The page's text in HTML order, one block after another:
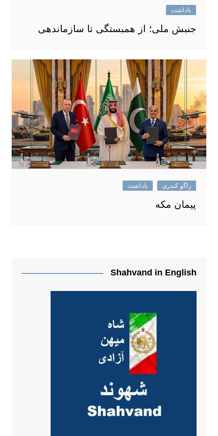
یاداشت
جنبش ملی؛ از همبستگی تا سازماندهی
راگو کندری یاداشت
پیمان مکه
Shahvand in English